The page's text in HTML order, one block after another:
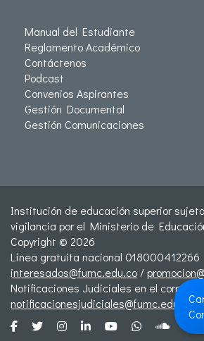
Manual del Estudiante
Reglamento Académico
Contáctenos
Podcast
Convenios Aspirantes
Gestión Documental
Gestión Comunicaciones
Institución de educación superior
vigilancia por el Ministerio de
Copyright © 2026
Línea gratuita nacional 018000412266
interesados@fumc.edu.co /
Notificaciones Judiciales en el correo:
notificacionesjudiciales@fumc.edu.co